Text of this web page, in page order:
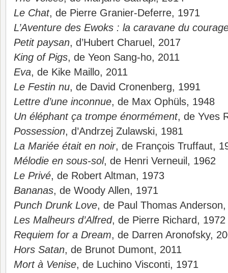
Le Chat, de Pierre Granier-Deferre, 1971
L’Aventure des Ewoks : la caravane du
Petit paysan, d’Hubert Charuel, 2017
King of Pigs, de Yeon Sang-ho, 2011
Eva, de Kike Maillo, 2011
Le Festin nu, de David Cronenberg, 1991
Lettre d’une inconnue, de Max Ophüls, 1948
Un éléphant ça trompe énormément, de Yves
Possession, d’Andrzej Zulawski, 1981
La Mariée était en noir, de François Truffaut,
Mélodie en sous-sol, de Henri Verneuil, 1962
Le Privé, de Robert Altman, 1973
Bananas, de Woody Allen, 1971
Punch Drunk Love, de Paul Thomas
Les Malheurs d’Alfred, de Pierre Richard, 1972
Requiem for a Dream, de Darren Aronofsky,
Hors Satan, de Brunot Dumont, 2011
Mort à Venise, de Luchino Visconti, 1971